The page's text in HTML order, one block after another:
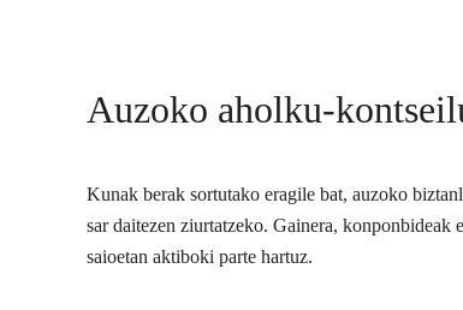
Auzoko aholku-
Kunak berak sortutako eragile bat, auzoko
sar daitezen ziurtatzeko. Gainera, konponbideak
saioetan aktiboki parte hartuz.